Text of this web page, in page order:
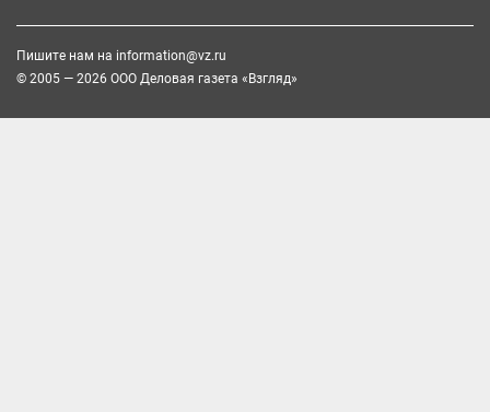
Пишите нам на information@vz.ru
© 2005 — 2026 ООО Деловая газета «Взгляд»